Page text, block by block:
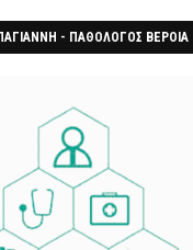
- ΠΑΘΟΛΟΓΟΣ ΒΕΡΟΙΑ